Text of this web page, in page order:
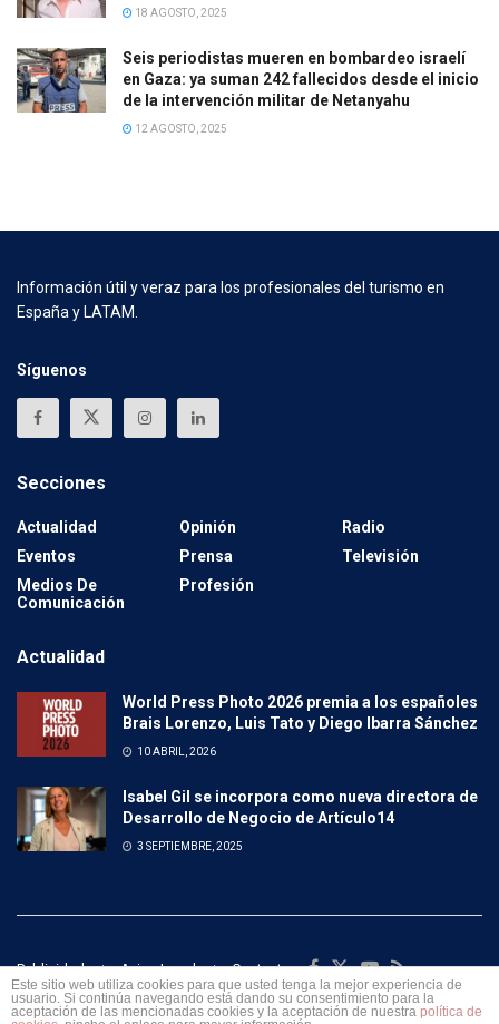
18 AGOSTO, 2025
Seis periodistas mueren en bombardeo israelí
en Gaza: ya suman 242 fallecidos desde el inicio
de la intervención militar de Netanyahu
12 AGOSTO, 2025
Información útil y veraz para los profesionales del turismo en
España y LATAM.
Síguenos
Secciones
Actualidad
Eventos
Medios De
Comunicación
Opinión
Prensa
Profesión
Radio
Televisión
Actualidad
World Press Photo 2026 premia a los españoles
Brais Lorenzo, Luis Tato y Diego Ibarra Sánchez
10 ABRIL, 2026
Isabel Gil se incorpora como nueva directora de
Desarrollo de Negocio de Artículo14
3 SEPTIEMBRE, 2025
Publicidad Aviso Legal Contacto
© 2023 Turismo y Empresa.
Este sitio web utiliza cookies para que usted tenga la mejor experiencia de
usuario. Si continúa navegando está dando su consentimiento para la
aceptación de las mencionadas cookies y la aceptación de nuestra política de